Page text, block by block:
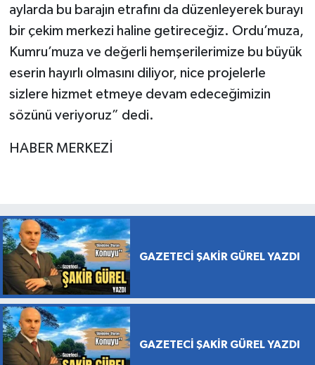
aylarda bu barajın etrafını da düzenleyerek burayı
bir çekim merkezi haline getireceğiz. Ordu’muza,
Kumru’muza ve değerli hemşerilerimize bu büyük
eserin hayırlı olmasını diliyor, nice projelerle
sizlere hizmet etmeye devam edeceğimizin
sözünü veriyoruz” dedi.
HABER MERKEZİ
GAZETECİ ŞAKİR GÜREL YAZDI
GAZETECİ ŞAKİR GÜREL YAZDI